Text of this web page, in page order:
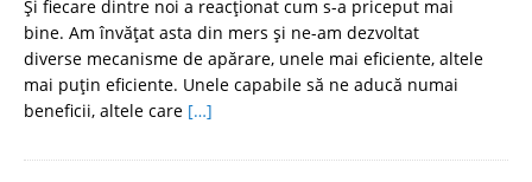
Și fiecare dintre noi a reacționat cum s-a priceput mai
bine. Am învățat asta din mers și ne-am dezvoltat
diverse mecanisme de apărare, unele mai eficiente, altele
mai puțin eficiente. Unele capabile să ne aducă numai
beneficii, altele care […]